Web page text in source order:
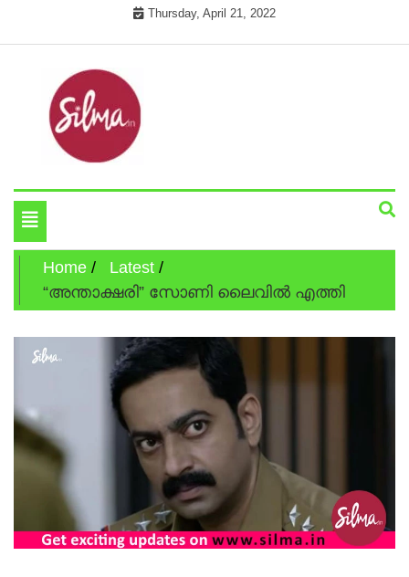
Thursday, April 21, 2022
Silma.in
Toggle
navigation
Home
Latest
“അന്താക്ഷരി” സോണി ലൈവില്‍ എത്തി